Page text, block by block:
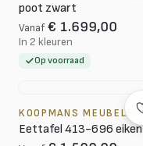
poot zwart
Vanaf € 1.699,00
In 2 kleuren
Op voorraad
KOOPMANS MEUBELEN
Eettafel 413-696 eiken